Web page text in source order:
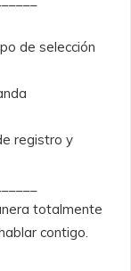
de selección
registro y
totalmente
contigo.